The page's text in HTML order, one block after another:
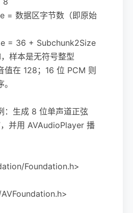
= 数据区字节数（即原始
= 36 + Subchunk2Size
样本是无符号整型
值在 128；16 位 PCM 则
生成 8 位单声道正弦
并用 AVAudioPlayer 播
Foundation.h>